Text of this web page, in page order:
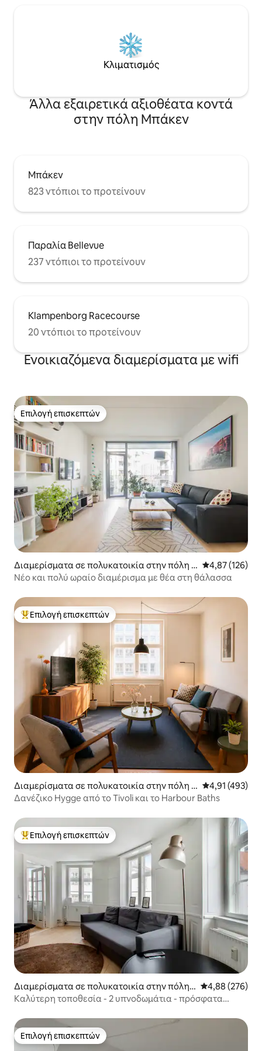
Κλιματισμός
Άλλα εξαιρετικά αξιοθέατα κοντά
στην πόλη Μπάκεν
Μπάκεν
823 ντόπιοι το προτείνουν
Παραλία Bellevue
237 ντόπιοι το προτείνουν
Klampenborg Racecourse
20 ντόπιοι το προτείνουν
Ενοικιαζόμενα διαμερίσματα με wifi
Επιλογή επισκεπτών
Επιλογή επισκεπτών
Διαμερίσματα σε πολυκατοικία στην πόλη K
øbenhavn SV
Μέση
4,87 (126)
Νέο και πολύ ωραίο διαμέρισμα με θέα στη θάλασσα
Κορυφαία επιλογή επισκεπτών
Επιλογή επισκεπτών
Διαμερίσματα σε πολυκατοικία στην πόλη Κ
οπεγχάγη
Μέση
4,91 (493)
Δανέζικο Hygge από το Tivoli και το Harbour Baths
Κορυφαία επιλογή επισκεπτών
Επιλογή επισκεπτών
Διαμερίσματα σε πολυκατοικία στην πόλη
Κοπεγχάγη
Μέση
4,88 (276)
Καλύτερη τοποθεσία - 2 υπνοδωμάτια - πρόσφατα
Επιλογή επισκεπτών
Επιλογή επισκεπτών